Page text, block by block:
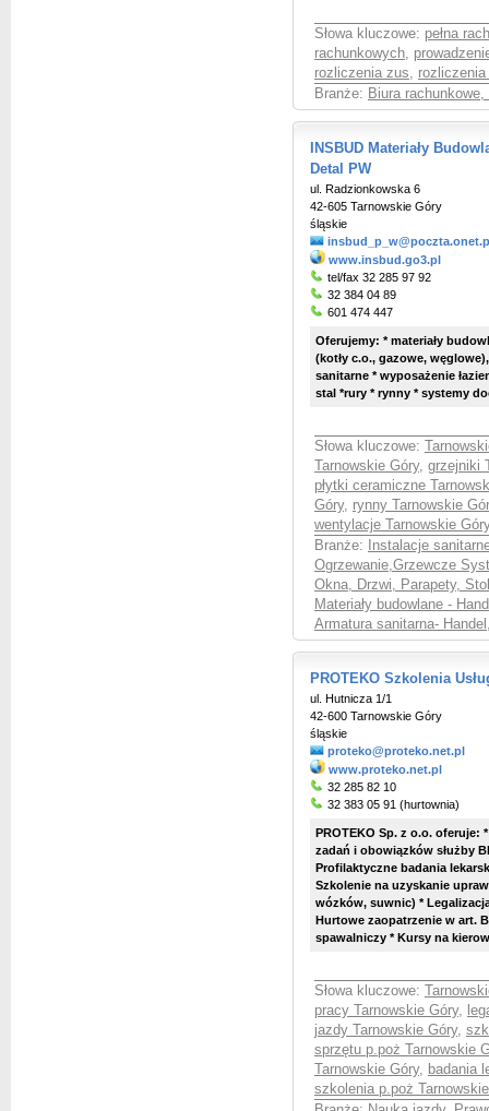
Słowa kluczowe: pełna
rachunkowych,
rozliczenia zus, rozliczenia
Branże: Biura
INSBUD Materiały
Detal PW
ul. Radzionkowska 6
42-605 Tarnowskie Góry
śląskie
www.insbud.go3.pl
tel/fax 32 285 97 92
32 384 04 89
601 474 447
Oferujemy: * materiały
(kotły c.o., gazowe,
sanitarne * wyposażenie
stal *rury * rynny * systemy
Słowa kluczowe:
Tarnowskie Góry, grzejniki
płytki ceramiczne
Góry, rynny Tarnowskie
wentylacje Tarnowskie Góry
Branże:
Instalacje
Ogrzewanie,Grzewcze
Okna, Drzwi, Parapety,
Materiały budowlane -
Armatura sanitarna- Handel
PROTEKO Szkolenia
ul. Hutnicza 1/1
42-600 Tarnowskie Góry
śląskie
proteko@proteko.net.pl
www.proteko.net.pl
32 285 82 10
32 383 05 91 (hurtownia)
PROTEKO Sp. z o.o. oferuje:
zadań i obowiązków służby
Profilaktyczne badania
Szkolenie na uzyskanie
wózków, suwnic) *
Hurtowe zaopatrzenie w art.
spawalniczy * Kursy na
Słowa kluczowe:
pracy Tarnowskie Góry,
jazdy Tarnowskie Góry,
sprzętu p.poż Tarnowskie
Tarnowskie Góry, badania
szkolenia p.poż